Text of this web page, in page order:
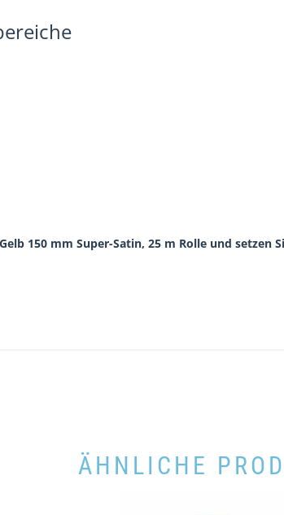
150 mm Super-Satin, 25 m Rolle und
ÄHNLICHE